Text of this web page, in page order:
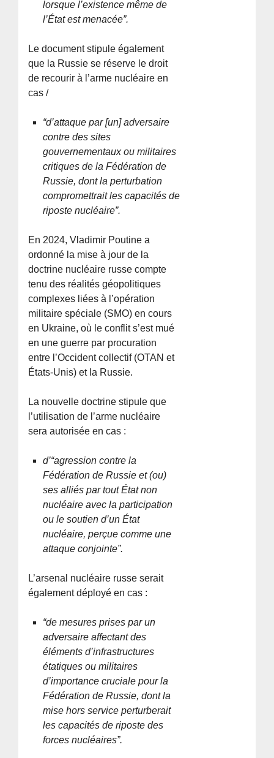
lorsque l’existence même de
l’État est menacée”.
Le document stipule également
que la Russie se réserve le droit
de recourir à l’arme nucléaire en
cas /
“d’attaque par [un] adversaire
contre des sites
gouvernementaux ou militaires
critiques de la Fédération de
Russie, dont la perturbation
compromettrait les capacités de
riposte nucléaire”.
En 2024, Vladimir Poutine a
ordonné la mise à jour de la
doctrine nucléaire russe compte
tenu des réalités géopolitiques
complexes liées à l’opération
militaire spéciale (SMO) en cours
en Ukraine, où le conflit s’est mué
en une guerre par procuration
entre l’Occident collectif (OTAN et
États-Unis) et la Russie.
La nouvelle doctrine stipule que
l’utilisation de l’arme nucléaire
sera autorisée en cas :
d’“agression contre la
Fédération de Russie et (ou)
ses alliés par tout État non
nucléaire avec la participation
ou le soutien d’un État
nucléaire, perçue comme une
attaque conjointe”.
L’arsenal nucléaire russe serait
également déployé en cas :
“de mesures prises par un
adversaire affectant des
éléments d’infrastructures
étatiques ou militaires
d’importance cruciale pour la
Fédération de Russie, dont la
mise hors service perturberait
les capacités de riposte des
forces nucléaires”.